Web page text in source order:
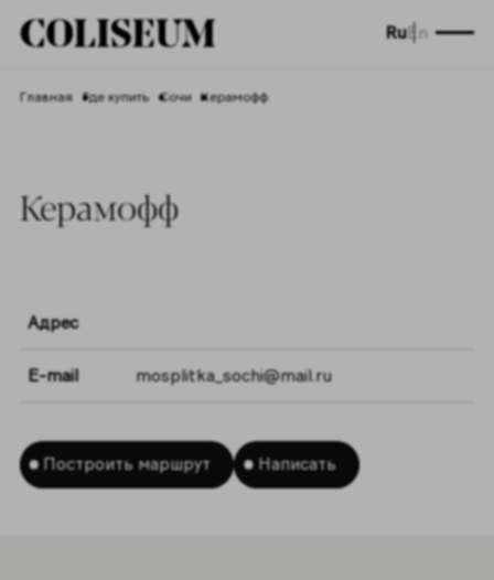
RuEn
Главная Где купить Сочи Керамофф
Керамофф
Адрес
E-mail mosplitka_sochi@mail.ru
Построить маршрут Написать